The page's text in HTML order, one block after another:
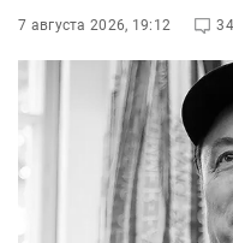
7 августа 2026, 19:12 34